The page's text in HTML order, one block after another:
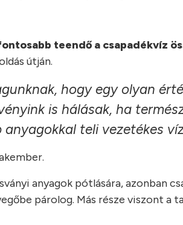
teendő a csapadékvíz
útján.
hogy egy olyan
is hálásak, ha
teli vezetékes
anyagok pótlására, azonban
párolog. Más része viszont a